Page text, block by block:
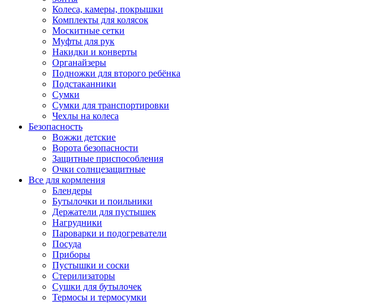
Колеса, камеры, покрышки
Комплекты для колясок
Москитные сетки
Муфты для рук
Накидки и конверты
Органайзеры
Подножки для второго ребёнка
Подстаканники
Сумки
Сумки для транспортировки
Чехлы на колеса
Безопасность
Вожжи детские
Ворота безопасности
Защитные приспособления
Очки солнцезащитные
Все для кормления
Блендеры
Бутылочки и поильники
Держатели для пустышек
Нагрудники
Пароварки и подогреватели
Посуда
Приборы
Пустышки и соски
Стерилизаторы
Сушки для бутылочек
Термосы и термосумки